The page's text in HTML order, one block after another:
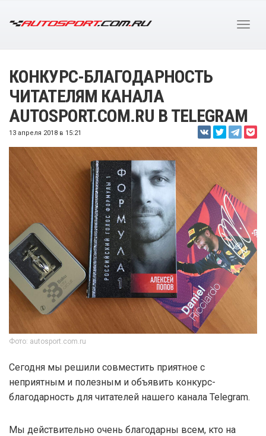
КОНКУРС-БЛАГОДАРНОСТЬ
ЧИТАТЕЛЯМ КАНАЛА
AUTOSPORT.COM.RU В TELEGRAM
13 апреля 2018 в 15:21
Фото: autosport.com.ru
Сегодня мы решили совместить приятное с
неприятным и полезным и объявить конкурс-
благодарность для читателей нашего канала Telegram.
Мы действительно очень благодарны всем, кто на